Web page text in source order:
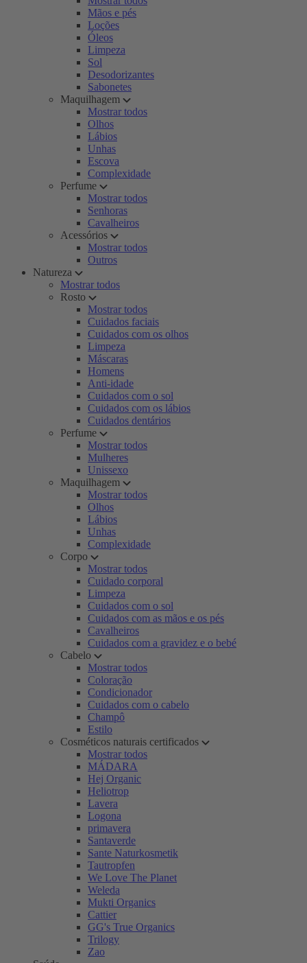
Mãos e pés
Loções
Óleos
Limpeza
Sol
Desodorizantes
Sabonetes
Maquilhagem
Mostrar todos
Olhos
Lábios
Unhas
Escova
Complexidade
Perfume
Mostrar todos
Senhoras
Cavalheiros
Acessórios
Mostrar todos
Outros
Natureza
Mostrar todos
Rosto
Mostrar todos
Cuidados faciais
Cuidados com os olhos
Limpeza
Máscaras
Homens
Anti-idade
Cuidados com o sol
Cuidados com os lábios
Cuidados dentários
Perfume
Mostrar todos
Mulheres
Unissexo
Maquilhagem
Mostrar todos
Olhos
Lábios
Unhas
Complexidade
Corpo
Mostrar todos
Cuidado corporal
Limpeza
Cuidados com o sol
Cuidados com as mãos e os pés
Cavalheiros
Cuidados com a gravidez e o bebé
Cabelo
Mostrar todos
Coloração
Condicionador
Cuidados com o cabelo
Champô
Estilo
Cosméticos naturais certificados
Mostrar todos
MÁDARA
Hej Organic
Heliotrop
Lavera
Logona
primavera
Santaverde
Sante Naturkosmetik
Tautropfen
We Love The Planet
Weleda
Mukti Organics
Cattier
GG's True Organics
Trilogy
Zao